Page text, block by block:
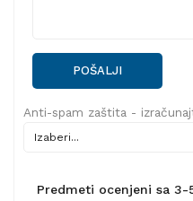
POŠALJI
Anti-spam zaštita -
Predmeti ocenjeni sa